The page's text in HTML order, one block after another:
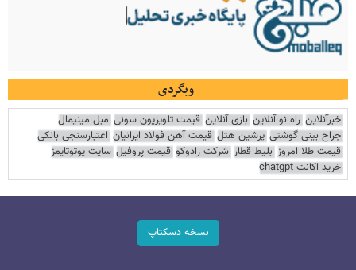
وبگردی
خبرآنلاین راه نو آنلاین بازی آنلاین قیمت تلویزیون سونی مبل مینیمال
جراح بینی گوشتی پرشین هتل قیمت آهن فولاد ایرانیان اعتبارسنجی بانکی
قیمت طلا امروز بلیط قطار شرکت رادوکو قیمت پروفیل سایت یوتوتایمز
خرید اکانت chatgpt
نسخه دسکتاپ